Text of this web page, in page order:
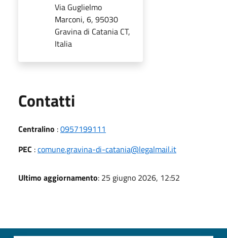
Via Guglielmo
Marconi, 6, 95030
Gravina di Catania CT,
Italia
Contatti
Centralino :0957199111
PEC :comune.gravina-di-catania@legalmail.it
Ultimo aggiornamento: 25 giugno 2026, 12:52